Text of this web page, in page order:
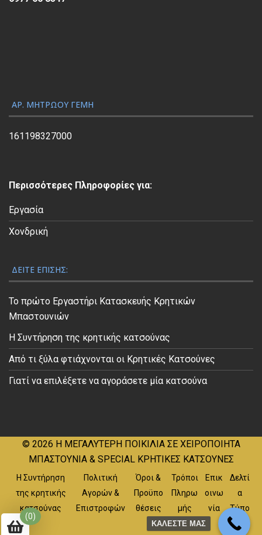
ς
Β
ί
ο
ΑΡ. ΜΗΤΡΏΟΥ ΓΕΜΗ
161198327000
Περισσότερες Πληροφορίες για:
Εργασία
Χονδρική
ΔΕΊΤΕ ΕΠΊΣΗΣ:
Το πρώτο Εργαστήρι Κατασκευής Κρητικών
Μπαστουνιών
Η Συντήρηση της κρητικής κατσούνας
Από τι ξύλα φτιάχνονται οι Κρητικές Κατσούνες
Γιατί να επιλέξετε να αγοράσετε μία κατσούνα
© 2026 Η ΜΕΓΑΛΥΤΕΡΗ ΠΟΙΚΙΛΙΑ ΣΕ ΧΕΙΡΟΠΟΙΗΤΑ
ΜΠΑΣΤΟΥΝΙΑ & SPECIAL ΚΡΗΤΙΚΕΣ ΚΑΤΣΟΥΝΕΣ
Η Συντήρηση
της κρητικής
κατσούνας
Πολιτική
Αγορών &
Επιστροφών
Όροι &
Προϋπο
θέσεις
Τρόποι
Πληρω
μής
Επικ
οινω
νία
Δελτί
α
Τύπο
υ
(0)
ΚΑΛΕΣΤΕ ΜΑΣ